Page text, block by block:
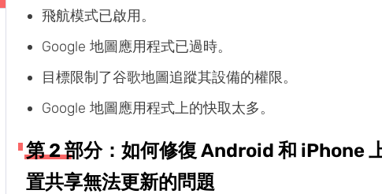
飛航模式已啟用。
Google 地圖應用程式已過時。
目標限制了谷歌地圖追蹤其設備的權限。
Google 地圖應用程式上的快取太多。
第 2 部分：如何修復 Android 和 iPhone
置共享無法更新的問題